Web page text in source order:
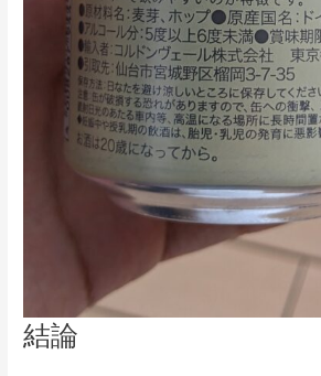
結論